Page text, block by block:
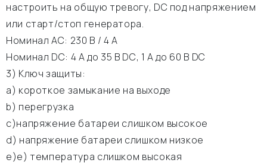
настроить на общую тревогу, DC под напряжением
или старт/стоп генератора.
Номинал АС: 230 В / 4 A
Номинал DC: 4 A до 35 В DC, 1 A до 60 В DC
3) Ключ защиты:
а) короткое замыкание на выходе
b) перегрузка
c)напряжение батареи слишком высокое
d) напряжение батареи слишком низкое
e)е) температура слишком высокая